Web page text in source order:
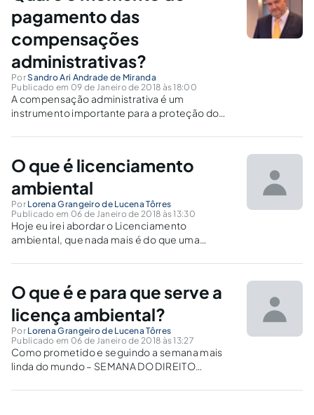
pagamento das
compensações
administrativas?
PorSandro Ari Andrade de Miranda
Publicado em 09 de Janeiro de 2018 às 18:00
A compensação administrativa é um
instrumento importante para a proteção do
são raras as vezes que a administração falha na
O que é licenciamento
ambiental
Por Lorena Grangeiro de Lucena Tôrres
Publicado em 06 de Janeiro de 2018 às 13:30
Hoje eu irei abordar o Licenciamento
ambiental, que nada mais é do que uma
público para o controle ambiental. E, em
para o setor empresarial.
O que é e para que serve a
licença ambiental?
Por Lorena Grangeiro de Lucena Tôrres
Publicado em 06 de Janeiro de 2018 às 13:27
Como prometido e seguindo a semana mais
linda do mundo – SEMANA DO DIREITO
que é e para que serve a licença ambiental.